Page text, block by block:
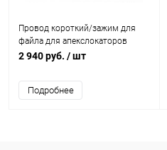
Провод короткий/зажим для
файла для апекслокаторов
Bingo 1020, Bingo Pro, Novapex
2 940 руб. / шт
Подробнее